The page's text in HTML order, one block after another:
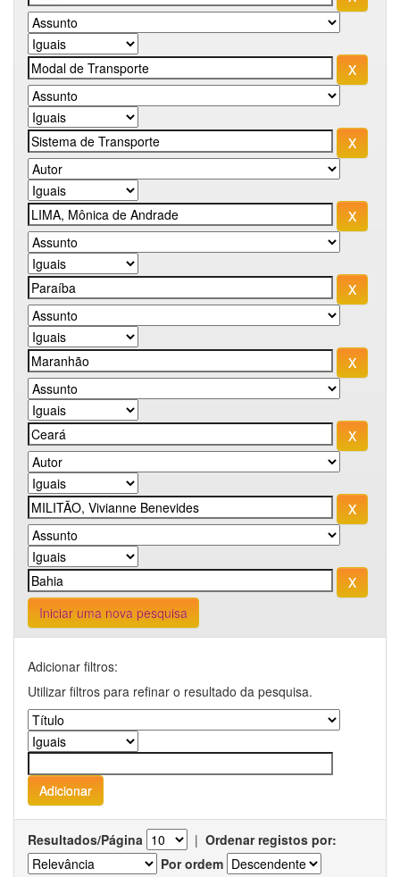
Iniciar uma nova pesquisa
Adicionar filtros:
Utilizar filtros para refinar o resultado da pesquisa.
Resultados/Página | Ordenar registos por:
Por ordem